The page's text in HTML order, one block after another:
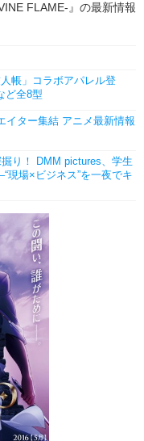
座談会
ABEMA Cafe
FLAME-』の最新情報
帳」コラボアパレル登
ど全8型
イター集結 アニメ最新情報
り！ DMM pictures、学生
場×ビジネス”を一夜でキ